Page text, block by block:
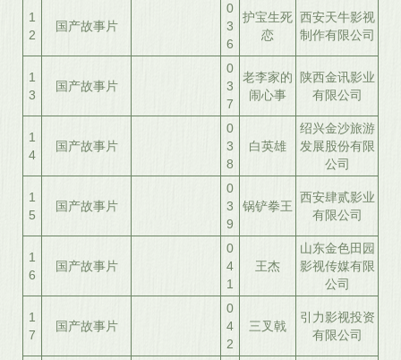
1
2
国产故事片
0
3
6
护宝生死
恋
西安天牛影视
制作有限公司
1
3
国产故事片
0
3
7
老李家的
闹心事
陕西金讯影业
有限公司
1
4
国产故事片
0
3
8
白英雄
绍兴金沙旅游
发展股份有限
公司
1
5
国产故事片
0
3
9
锅铲拳王
西安肆贰影业
有限公司
1
6
国产故事片
0
4
1
王杰
山东金色田园
影视传媒有限
公司
1
7
国产故事片
0
4
2
三叉戟
引力影视投资
有限公司